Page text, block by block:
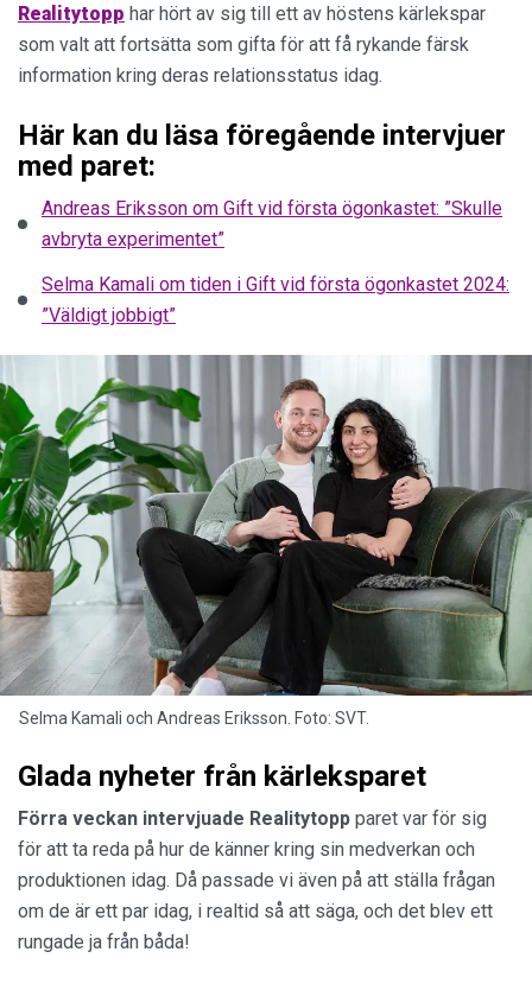
Realitytopp har hört av sig till ett av höstens kärlekspar
som valt att fortsätta som gifta för att få rykande färsk
information kring deras relationsstatus idag.
Här kan du läsa föregående intervjuer
med paret:
Andreas Eriksson om Gift vid första ögonkastet: ”Skulle
avbryta experimentet”
Selma Kamali om tiden i Gift vid första ögonkastet 2024:
”Väldigt jobbigt”
Selma Kamali och Andreas Eriksson. Foto: SVT.
Glada nyheter från kärleksparet
Förra veckan intervjuade Realitytopp paret var för sig
för att ta reda på hur de känner kring sin medverkan och
produktionen idag. Då passade vi även på att ställa frågan
om de är ett par idag, i realtid så att säga, och det blev ett
rungade ja från båda!